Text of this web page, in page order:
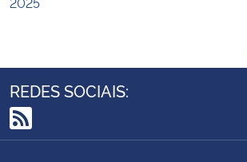
REDES SOCIAIS:
RSS